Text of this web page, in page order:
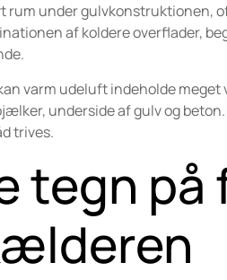
rum under gulvkonstruktionen,
af koldere overflader,
varm udeluft indeholde meget
underside af gulv og
trives.
tegn på